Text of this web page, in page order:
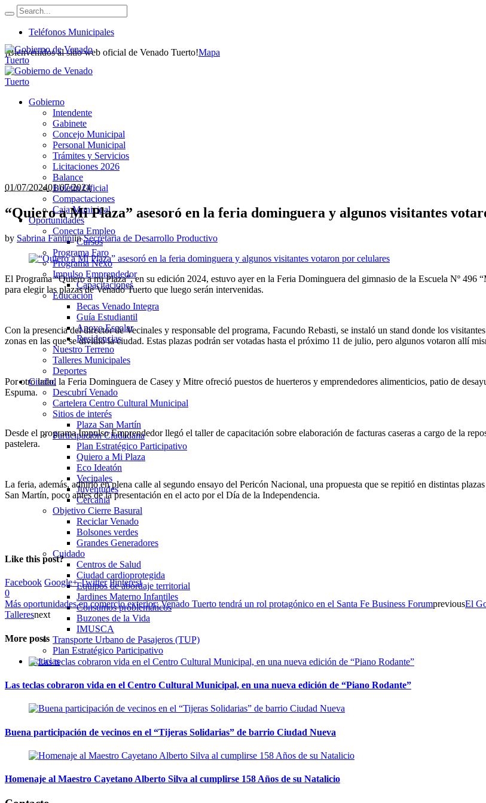
Teléfonos Municipales
¡Bienvenidos al sitio web oficial de Venado Tuerto!Mapa
Gobierno
Intendente
Gabinete
Concejo Municipal
Personal Municipal
Trámites y Servicios
Licitaciones 2026
Balance
Boletín Oficial
Compactaciones
Caja Municipal
Oportunidades
Conecta Empleo
Cursos
Programa Faro
Programa Nexo
Impulso Emprendedor
Capacitaciones
Educación
Becas Venado Integra
Guía Estudiantil
Apoyo Escolar
Residencias
Nuestro Terreno
Talleres Municipales
Deportes
Ciudad
Descubrí Venado
Cartelera Centro Cultural Municipal
Sitios de interés
Plaza San Martín
Participación Ciudadana
Plan Estratégico Participativo
Quiero a Mi Plaza
Eco Ideatón
Vecinales
Juventudes
Cercania
Objetivo Cierre Basural
Reciclar Venado
Bolsones verdes
Grandes Generadores
Cuidado
Centros de Salud
Ciudad cardioprotegida
Equipos de abordaje territorial
Jardines Materno Infantiles
Consumos problemáticos
Buzones de la Vida
IMUSCA
Transporte Urbano de Pasajeros (TUP)
Plan Estratégico Participativo
Noticias
01/07/202401/07/2024
“Quiero a Mi Plaza” asesoró en la feria dominguera y algunos visitantes
by Sabrina FantiniinSecretaria de Desarrollo Productivo
El Programa “Quiero a mi Plaza”, en su edición 2024, estuvo ayer en la Feria Dominguera del gimnasio de la Escuela Nº 496
para elegir las plazas de Venado Tuerto que luego serán intervenidas.
Con la presencia del director de Vecinales y responsable del programa, Facundo Rebasti, se instaló un stand donde los
zonas en las que se dividió la ciudad. Estas plazas podrán ser votadas hasta el próximo 11 de julio, pero algunos votaron allí
Por otro lado, la Feria Dominguera de Casey y Mitre ofreció puestos de huerteros y emprendedores alimenticios, patio de
Espuma.
Desde el programa Impulso Emprendedor llegó el taller de capacitación sobre elaboración de facturas caseras a cargo de la
pastelera.
La feria, además, adhirió en plena calle al segundo ensayo del Pericón Nacional, una propuesta que se repitió en distintas
San Martín, poco antes de la presentación en el acto por el Día de la Independencia.
Like this post?
Facebook Google+ Twitter Pinterest
0
Más oportunidades en comercio exterior: Venado Tuerto tendrá un rol protagónico en el Santa Fe Business ForumpreviousEl
Talleresnext
More posts
Las teclas cobraron vida en el Centro Cultural Municipal, en una nueva edición de “Piano Rodante”
Buena participación de vecinos en el “Tijeras Solidarias” de barrio Ciudad Nueva
Homenaje al Maestro Cayetano Alberto Silva al cumplirse 158 Años de su Natalicio